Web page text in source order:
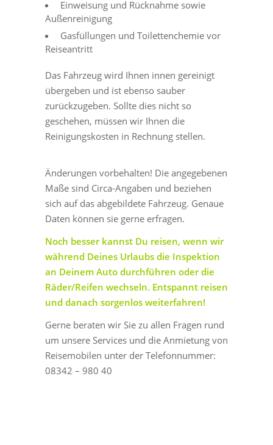
Einweisung und Rücknahme sowie
Außenreinigung
Gasfüllungen und Toilettenchemie vor
Reiseantritt
Das Fahrzeug wird Ihnen innen gereinigt
übergeben und ist ebenso sauber
zurückzugeben. Sollte dies nicht so
geschehen, müssen wir Ihnen die
Reinigungskosten in Rechnung stellen.
Änderungen vorbehalten! Die angegebenen
Maße sind Circa-Angaben und beziehen
sich auf das abgebildete Fahrzeug. Genaue
Daten können sie gerne erfragen.
Noch besser kannst Du reisen, wenn wir
während Deines Urlaubs die Inspektion
an Deinem Auto durchführen oder die
Räder/Reifen wechseln. Entspannt reisen
und danach sorgenlos weiterfahren!
Gerne beraten wir Sie zu allen Fragen rund
um unsere Services und die Anmietung von
Reisemobilen unter der Telefonnummer:
08342 – 980 40